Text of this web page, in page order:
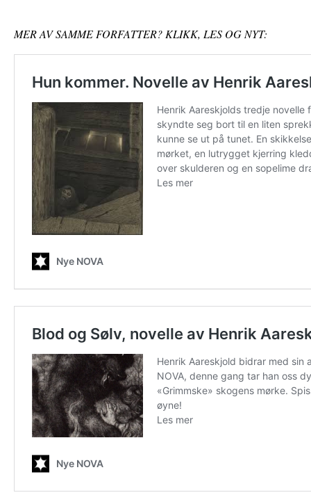
MER AV SAMME FORFATTER? KLIKK, LES OG NYT: